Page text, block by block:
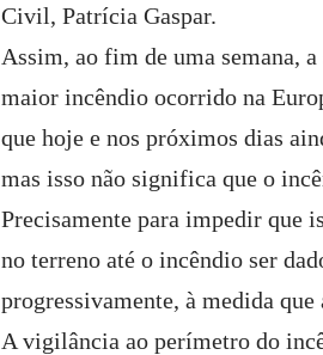
Civil, Patrícia Gaspar.
Assim, ao fim de uma semana,
maior incêndio ocorrido na
que hoje e nos próximos dias
mas isso não significa que o
Precisamente para impedir que
no terreno até o incêndio ser
progressivamente, à medida
A vigilância ao perímetro do